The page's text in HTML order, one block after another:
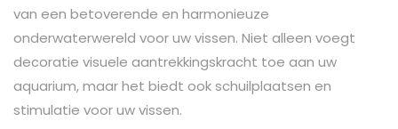
van een betoverende en harmonieuze
onderwaterwereld voor uw vissen. Niet alleen voegt
decoratie visuele aantrekkingskracht toe aan uw
aquarium, maar het biedt ook schuilplaatsen en
stimulatie voor uw vissen.